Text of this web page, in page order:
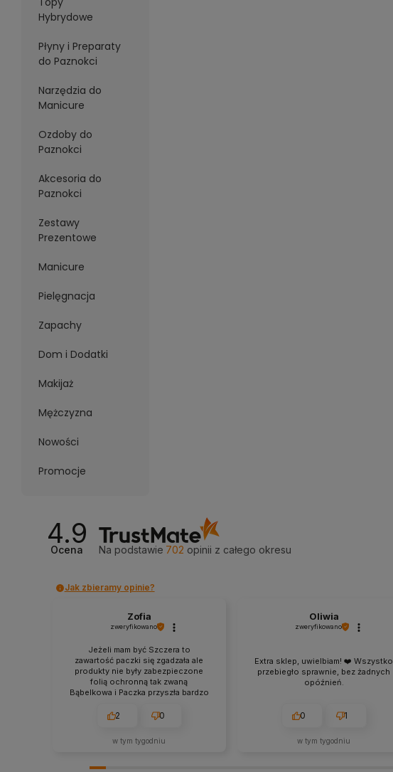
Hybrydowe
Płyny i Preparaty
do Paznokci
Narzędzia do
Manicure
Ozdoby do
Paznokci
Akcesoria do
Paznokci
Zestawy
Prezentowe
Manicure
Pielęgnacja
Zapachy
Dom i Dodatki
Makijaż
Mężczyzna
Nowości
Promocje
4.9
Ocena Na podstawie 702 opinii z całego okresu
Jak zbieramy opinie?
Zofia
zweryfikowano
Jeżeli mam być Szczera to
zawartość paczki się zgadzała ale
produkty nie były zabezpieczone
folią ochronną tak zwaną
Bąbelkowa i Paczka przyszła bardzo
paczkomatu to wszystko mi
2 0
w tym tygodniu
Oliwia
zweryfikowano
Extra sklep, uwielbiam! ❤️ Wszystko
przebiegło sprawnie, bez żadnych
opóźnień.
0 1
w tym tygodniu